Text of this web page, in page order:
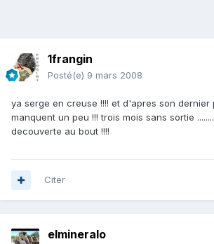
1frangin
Posté(e) 9 mars 2008
ya serge en creuse !!!! et d'apres son dernier
manquent un peu !!! trois mois sans sortie
decouverte au bout !!!!
Citer
elmineralo